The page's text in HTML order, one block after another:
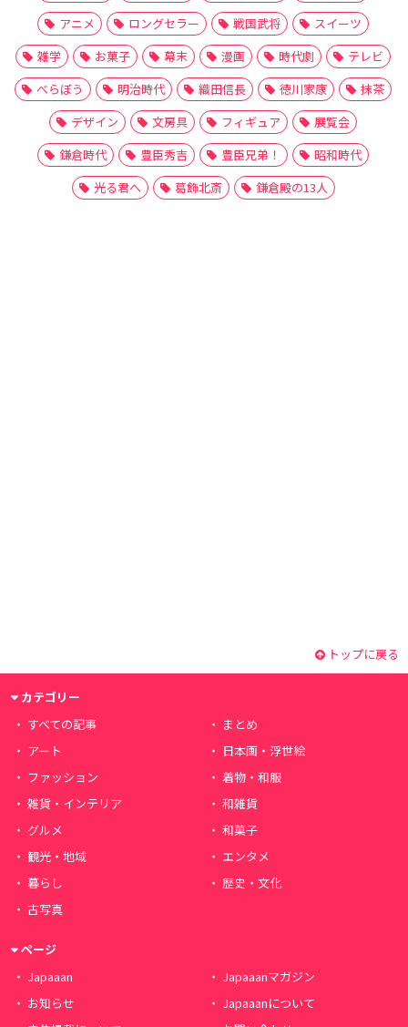
アニメ
ロングセラー 戦国武将
スイーツ
雑学
お菓子 幕末 漫画 時代劇
テレビ
べらぼう
明治時代 織田信長 徳川家康
抹茶
デザイン
文房具 フィギュア
展覧会
鎌倉時代
豊臣秀吉 豊臣兄弟！
昭和時代
光る君へ
葛飾北斎 鎌倉殿の13人
トップに戻る
カテゴリー
すべての記事
まとめ
アート
日本画・浮世絵
ファッション
着物・和服
雑貨・インテリア
和雑貨
グルメ
和菓子
観光・地域
エンタメ
暮らし
歴史・文化
古写真
ページ
Japaaan
Japaaanマガジン
お知らせ
Japaaanについて